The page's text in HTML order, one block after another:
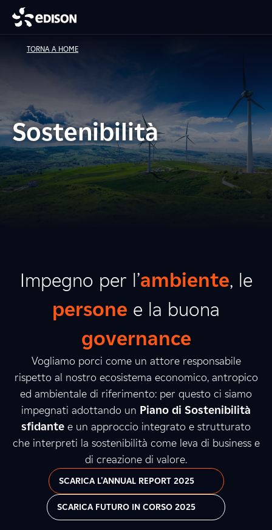
TORNA A HOME
Sostenibilità
Impegno per l’ambiente, le
persone e la buona
governance
Vogliamo porci come un attore responsabile
rispetto al nostro ecosistema economico, antropico
ed ambientale di riferimento: per questo ci siamo
impegnati adottando un Piano di Sostenibilità
sfidante e un approccio integrato e strutturato
che interpreti la sostenibilità come leva di business e
di creazione di valore.
SCARICA L'ANNUAL REPORT 2025
SCARICA FUTURO IN CORSO 2025